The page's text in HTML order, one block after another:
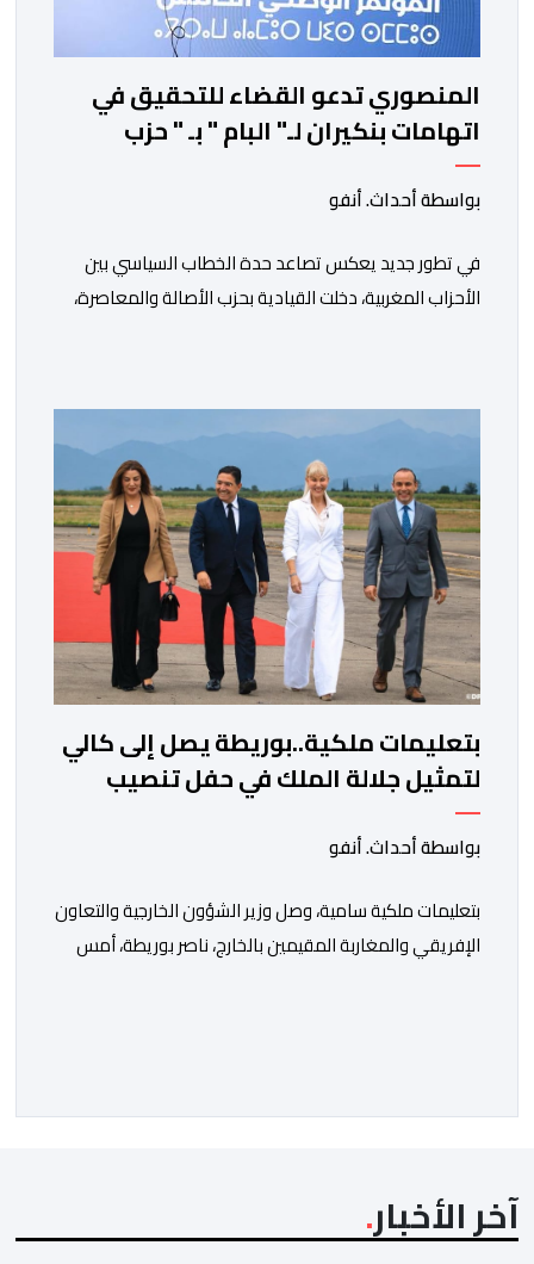
المنصوري تدعو القضاء للتحقيق في
اتهامات بنكيران لـ" البام " بـ " حزب
المخدرات "
بواسطة أحداث. أنفو
في تطور جديد يعكس تصاعد حدة الخطاب السياسي بين
الأحزاب المغربية، دخلت القيادية بحزب الأصالة والمعاصرة،
خلفية اتهامات سبق أن وجهها هذا الأخير إلى حزب ” البام ”
وربطه بملف المخدرات.المنصوري أكدت أن بنكيران ” ما غير
اليوم […]
بتعليمات ملكية..بوريطة يصل إلى كالي
لتمثيل جلالة الملك في حفل تنصيب
الرئيس الكولومبي الجديد
بواسطة أحداث. أنفو
بتعليمات ملكية سامية، وصل وزير الشؤون الخارجية والتعاون
الإفريقي والمغاربة المقيمين بالخارج، ناصر بوريطة، أمس
تورو، وعمدة سانتياغو دي كالي، السيد ألفارو أليخاندرو […]
آخر الأخبار